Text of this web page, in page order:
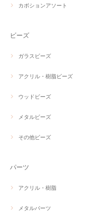
カボションアソート
ビーズ
ガラスビーズ
アクリル・樹脂ビーズ
ウッドビーズ
メタルビーズ
その他ビーズ
パーツ
アクリル・樹脂
メタルパーツ